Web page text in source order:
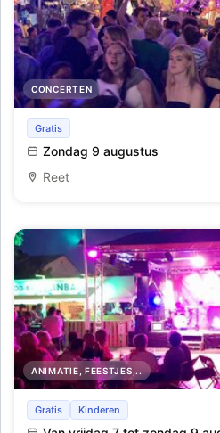
CONCERTEN
Lichtfeesten Zingt
Gratis
Zondag 9 augustus
Reet
ANIMATIE, FEESTJES,..
Live Muziek aan onze
Gratis Kinderen